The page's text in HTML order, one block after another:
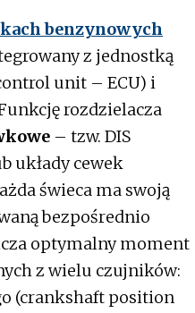
benzynowych
z jednostką
unit – ECU) i
rozdzielacza
– tzw. DIS
układy cewek
świeca ma swoją
bezpośrednio
optymalny moment
z wielu czujników:
(crankshaft position